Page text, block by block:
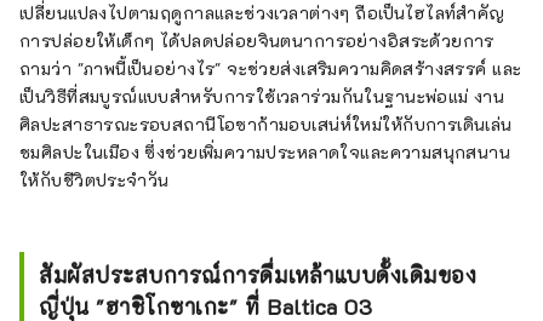
เปลี่ยนแปลงไปตามฤดูกาลและช่วงเวลาต่างๆ ถือเป็นไฮไลท์สำคัญ
การปล่อยให้เด็กๆ ได้ปลดปล่อยจินตนาการอย่างอิสระด้วยการ
ถามว่า "ภาพนี้เป็นอย่างไร" จะช่วยส่งเสริมความคิดสร้างสรรค์ และ
เป็นวิธีที่สมบูรณ์แบบสำหรับการใช้เวลาร่วมกันในฐานะพ่อแม่ งาน
ศิลปะสาธารณะรอบสถานีโอซาก้ามอบเสน่ห์ใหม่ให้กับการเดินเล่น
ชมศิลปะในเมือง ซึ่งช่วยเพิ่มความประหลาดใจและความสนุกสนาน
ให้กับชีวิตประจำวัน
สัมผัสประสบการณ์การดื่มเหล้าแบบดั้งเดิมของ
ญี่ปุ่น "ฮาชิโกซาเกะ" ที่ Baltica 03